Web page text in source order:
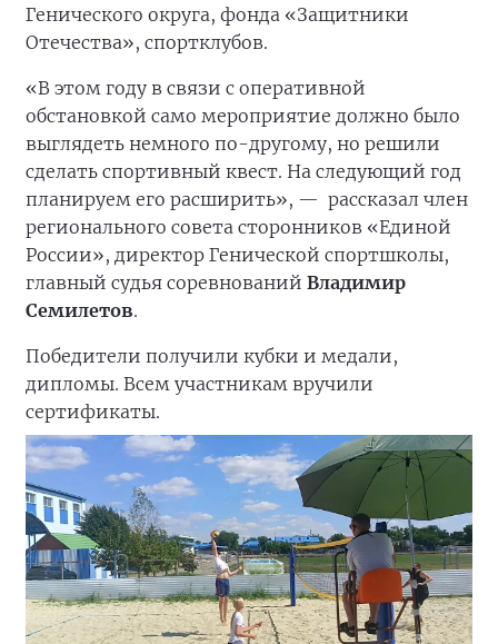
Генического округа, фонда «Защитники
Отечества», спортклубов.
«В этом году в связи с оперативной
обстановкой само мероприятие должно было
выглядеть немного по-другому, но решили
сделать спортивный квест. На следующий год
планируем его расширить», — рассказал член
регионального совета сторонников «Единой
России», директор Генической спортшколы,
главный судья соревнований Владимир
Семилетов.
Победители получили кубки и медали,
дипломы. Всем участникам вручили
сертификаты.